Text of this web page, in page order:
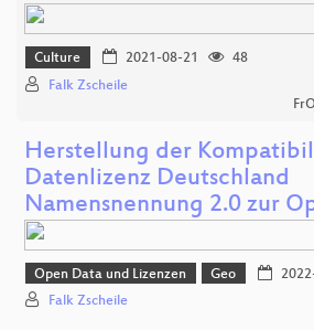
Culture 2021-08-21
48
Falk Zscheile
Herstellung der
Datenlizenz Deutschland
Namensnennung 2.0 zur
Open Data und Lizenzen Geo
Falk Zscheile